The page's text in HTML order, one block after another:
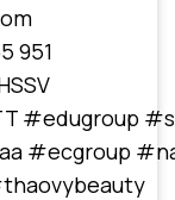
951
#edugroup
#ecgroup